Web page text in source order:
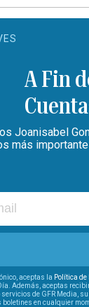
A Fin
Joanisabel
más
aceptas la Política
Además, aceptas
de GFR Media,
en cualquier